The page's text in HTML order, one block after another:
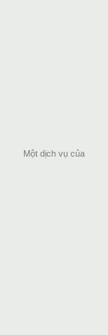
Một dịch vụ của